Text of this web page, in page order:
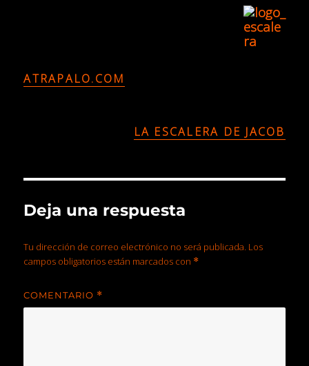
ATRAPALO.COM
LA ESCALERA DE JACOB
Deja una respuesta
Tu dirección de correo electrónico no será publicada. Los
campos obligatorios están marcados con *
COMENTARIO *